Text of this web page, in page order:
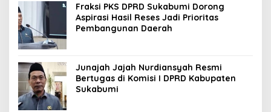
Fraksi PKS DPRD Sukabumi Dorong
Aspirasi Hasil Reses Jadi Prioritas
Pembangunan Daerah
Junajah Jajah Nurdiansyah Resmi
Bertugas di Komisi I DPRD Kabupaten
Sukabumi